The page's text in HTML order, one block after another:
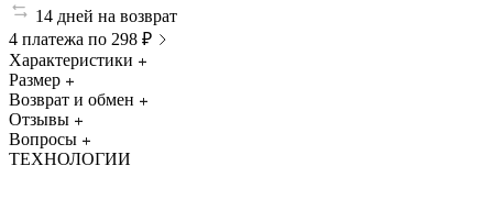
14 дней на возврат
4 платежа по 298 ₽
Характеристики
Размер
Возврат и обмен
Отзывы
Вопросы
ТЕХНОЛОГИИ